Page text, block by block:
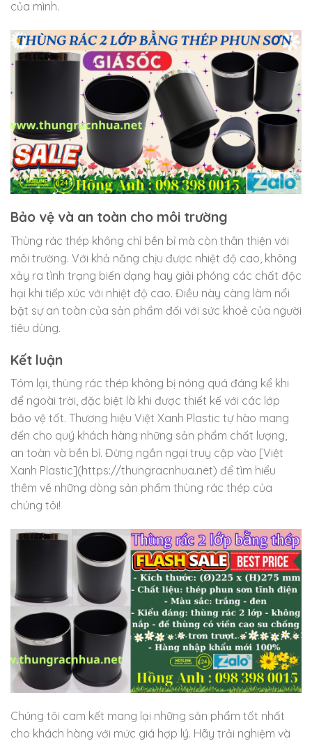
của mình.
Bảo vệ và an toàn cho môi trường
Thùng rác thép không chỉ bền bỉ mà còn thân thiện với
môi trường. Với khả năng chịu được nhiệt độ cao, không
xảy ra tình trạng biến dạng hay giải phóng các chất độc
hại khi tiếp xúc với nhiệt độ cao. Điều này càng làm nổi
bật sự an toàn của sản phẩm đối với sức khoẻ của người
tiêu dùng.
Kết luận
Tóm lại, thùng rác thép không bị nóng quá đáng kể khi
để ngoài trời, đặc biệt là khi được thiết kế với các lớp
bảo vệ tốt. Thương hiệu Việt Xanh Plastic tự hào mang
đến cho quý khách hàng những sản phẩm chất lượng,
an toàn và bền bỉ. Đừng ngần ngại truy cập vào [Việt
Xanh Plastic](https://thungracnhua.net) để tìm hiểu
thêm về những dòng sản phẩm thùng rác thép của
chúng tôi!
Chúng tôi cam kết mang lại những sản phẩm tốt nhất
cho khách hàng với mức giá hợp lý. Hãy trải nghiệm và